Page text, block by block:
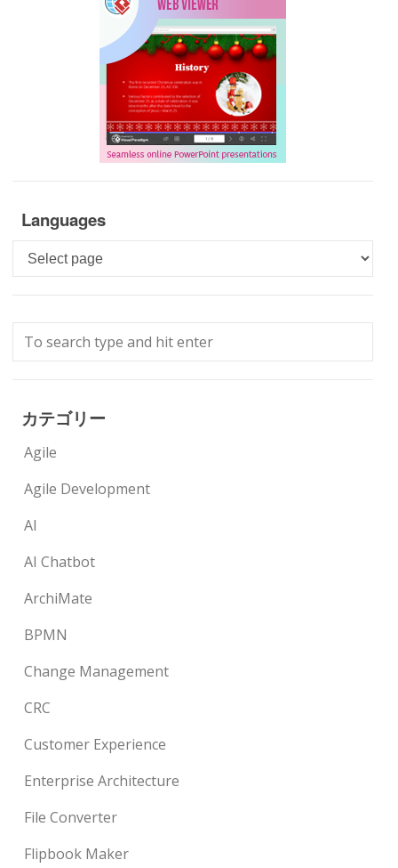
Languages
Languages
カテゴリー
Agile
Agile Development
AI
AI Chatbot
ArchiMate
BPMN
Change Management
CRC
Customer Experience
Enterprise Architecture
File Converter
Flipbook Maker